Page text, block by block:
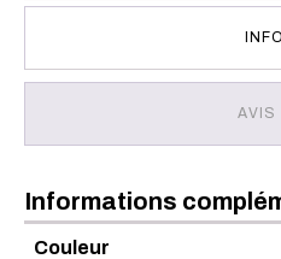
AVIS
Informations
Couleur